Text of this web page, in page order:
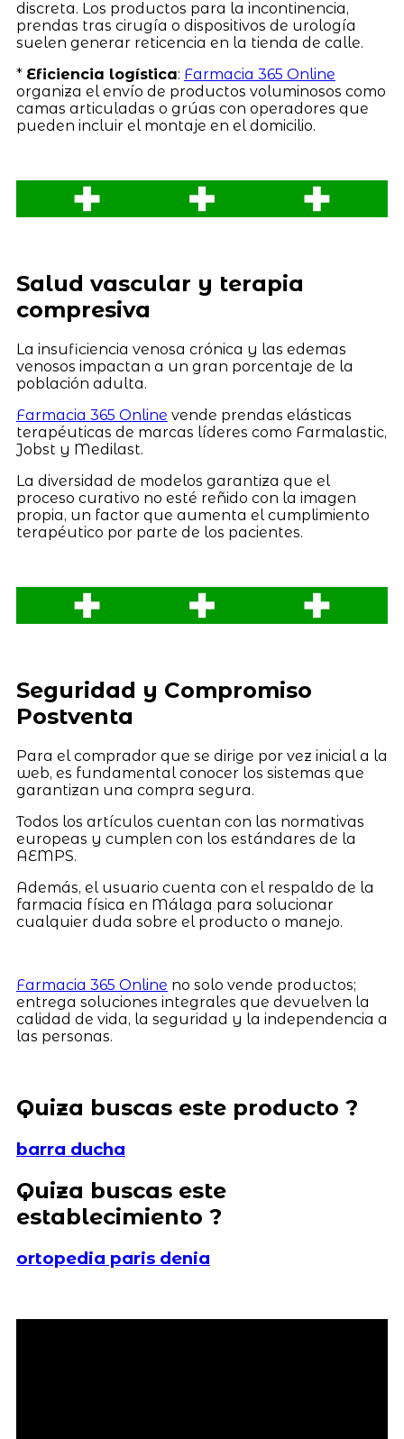
discreta. Los productos para la incontinencia,
prendas tras cirugía o dispositivos de urología
suelen generar reticencia en la tienda de calle.
* Eficiencia logística: Farmacia 365 Online
organiza el envío de productos voluminosos como
camas articuladas o grúas con operadores que
pueden incluir el montaje en el domicilio.
Salud vascular y terapia
compresiva
La insuficiencia venosa crónica y las edemas
venosos impactan a un gran porcentaje de la
población adulta.
Farmacia 365 Online vende prendas elásticas
terapéuticas de marcas líderes como Farmalastic,
Jobst y Medilast.
La diversidad de modelos garantiza que el
proceso curativo no esté reñido con la imagen
propia, un factor que aumenta el cumplimiento
terapéutico por parte de los pacientes.
Seguridad y Compromiso
Postventa
Para el comprador que se dirige por vez inicial a la
web, es fundamental conocer los sistemas que
garantizan una compra segura.
Todos los artículos cuentan con las normativas
europeas y cumplen con los estándares de la
AEMPS.
Además, el usuario cuenta con el respaldo de la
farmacia física en Málaga para solucionar
cualquier duda sobre el producto o manejo.
Farmacia 365 Online no solo vende productos;
entrega soluciones integrales que devuelven la
calidad de vida, la seguridad y la independencia a
las personas.
Quiza buscas este producto ?
barra ducha
Quiza buscas este
establecimiento ?
ortopedia paris denia